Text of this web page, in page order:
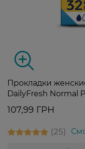
Прокладки
DailyFresh Normal
107,99 ГРН
25